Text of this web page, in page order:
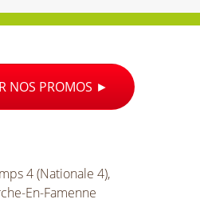
NOS PROMOS
4 (Nationale 4),
En-Famenne